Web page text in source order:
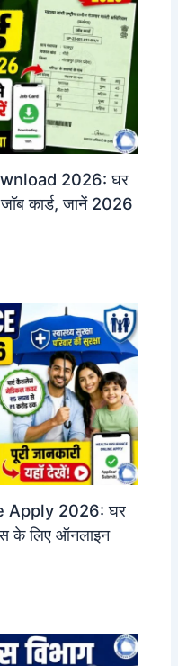
2026: घर
कार्ड, जानें 2026
Apply 2026: घर
के लिए ऑनलाइन